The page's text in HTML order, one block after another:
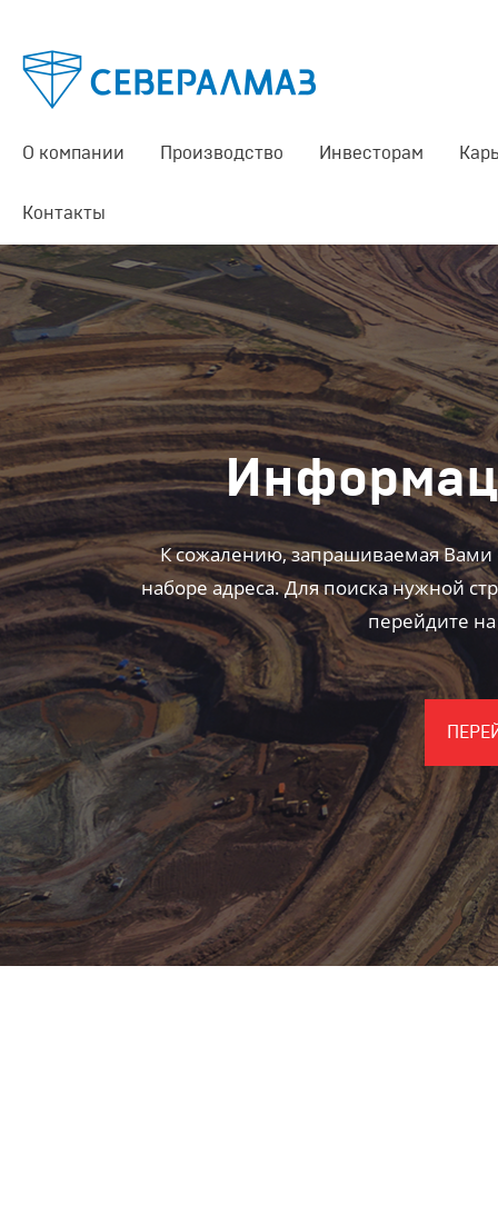
О компании Производство Инвесторам
Контакты
К сожалению, запрашиваемая Вами
наборе адреса. Для поиска нужной
перейдите